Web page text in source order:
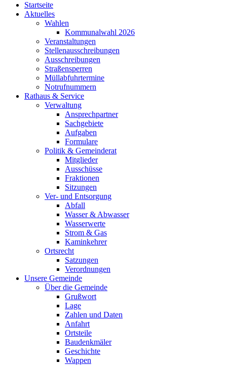
Startseite
Aktuelles
Wahlen
Kommunalwahl 2026
Veranstaltungen
Stellenausschreibungen
Ausschreibungen
Straßensperren
Müllabfuhrtermine
Notrufnummern
Rathaus & Service
Verwaltung
Ansprechpartner
Sachgebiete
Aufgaben
Formulare
Politik & Gemeinderat
Mitglieder
Ausschüsse
Fraktionen
Sitzungen
Ver- und Entsorgung
Abfall
Wasser & Abwasser
Wasserwerte
Strom & Gas
Kaminkehrer
Ortsrecht
Satzungen
Verordnungen
Unsere Gemeinde
Über die Gemeinde
Grußwort
Lage
Zahlen und Daten
Anfahrt
Ortsteile
Baudenkmäler
Geschichte
Wappen